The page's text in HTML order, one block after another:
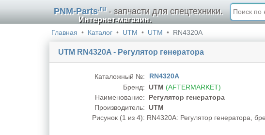
PNM-Parts.ru- запчасти для спецтехники.
Интернет-магазин.
Главная Каталог UTM UTM RN4320A
UTM RN4320A - Регулятор генератора
Каталожный №:
RN4320A
Бренд: UTM (AFTERMARKET)
Наименование:
Регулятор генератора
Производитель: UTM
Рисунок (1 из 4): RN4320A: Регулятор генератора,